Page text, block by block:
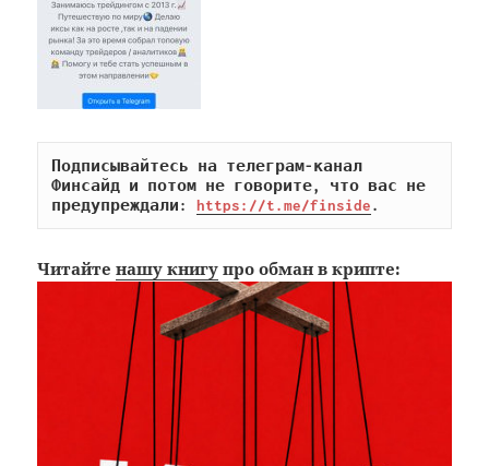
Подписывайтесь на телеграм-канал
Финсайд и потом не говорите, что вас не
предупреждали: https://t.me/finside.
Читайтенашу книгу про обман в крипте: